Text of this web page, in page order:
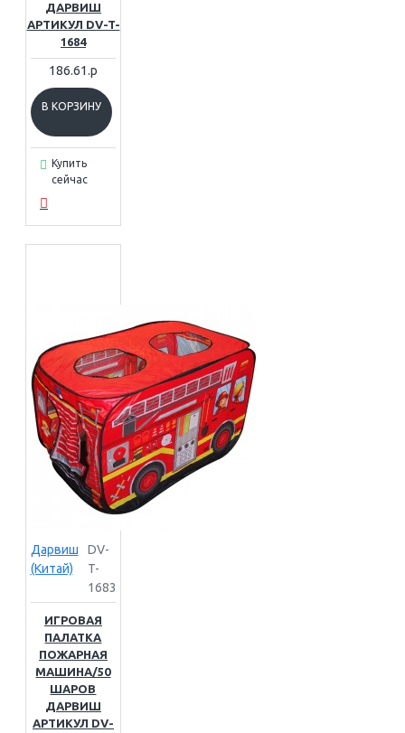
ДАРВИШ
АРТИКУЛ DV-T-
1684
186.61.р
В КОРЗИНУ
Купить
сейчас
Дарвиш
(Китай)
DV-
T-
1683
ИГРОВАЯ
ПАЛАТКА
ПОЖАРНАЯ
МАШИНА/50
ШАРОВ
ДАРВИШ
АРТИКУЛ DV-